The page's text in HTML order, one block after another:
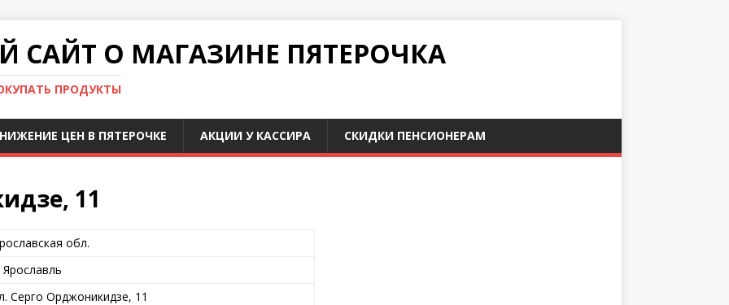
О МАГАЗИНЕ ПЯТЕРОЧКА
ПРОДУКТЫ
ЦЕН В ПЯТЕРОЧКЕ АКЦИИ У КАССИРА СКИДКИ ПЕНСИОНЕРАМ
11
обл.
Ярославль
Серго Орджоникидзе, 11